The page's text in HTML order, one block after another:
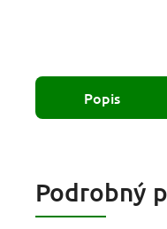
Popis
Podrobný